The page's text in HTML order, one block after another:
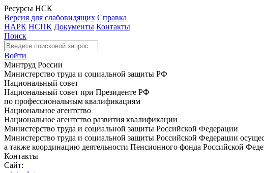
Ресурсы НСК
Версия для слабовидящих Справка
НАРК НСПК Документы Контакты
Поиск
Войти
Минтруд России
Министерство труда и социальной защиты РФ
Национальный совет
Национальный совет при Президенте РФ
по профессиональным квалификациям
Национальное агентство
Национальное агентство развития квалификации
Министерство труда и социальной защиты Российской Федерации
Министерство труда и социальной защиты Российской Федерации
а также координацию деятельности Пенсионного фонда Российской
Контакты
Сайт: